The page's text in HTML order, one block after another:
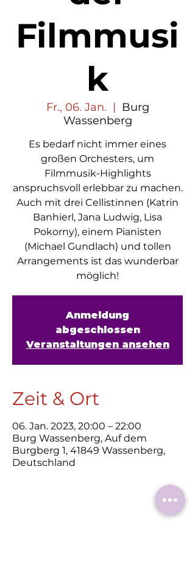
Filmmusi
k
Fr., 06. Jan.
  |
Burg
Wassenberg
Es bedarf nicht immer eines
großen Orchesters, um
Filmmusik-Highlights
anspruchsvoll erlebbar zu machen.
Auch mit drei Cellistinnen (Katrin
Banhierl, Jana Ludwig, Lisa
Pokorny), einem Pianisten
(Michael Gundlach) und tollen
Arrangements ist das wunderbar
Anmeldung
abgeschlossen
Veranstaltungen ansehen
Zeit & Ort
06. Jan. 2023, 20:00 – 22:00
Burg Wassenberg, Auf dem
Burgberg 1, 41849 Wassenberg,
Deutschland